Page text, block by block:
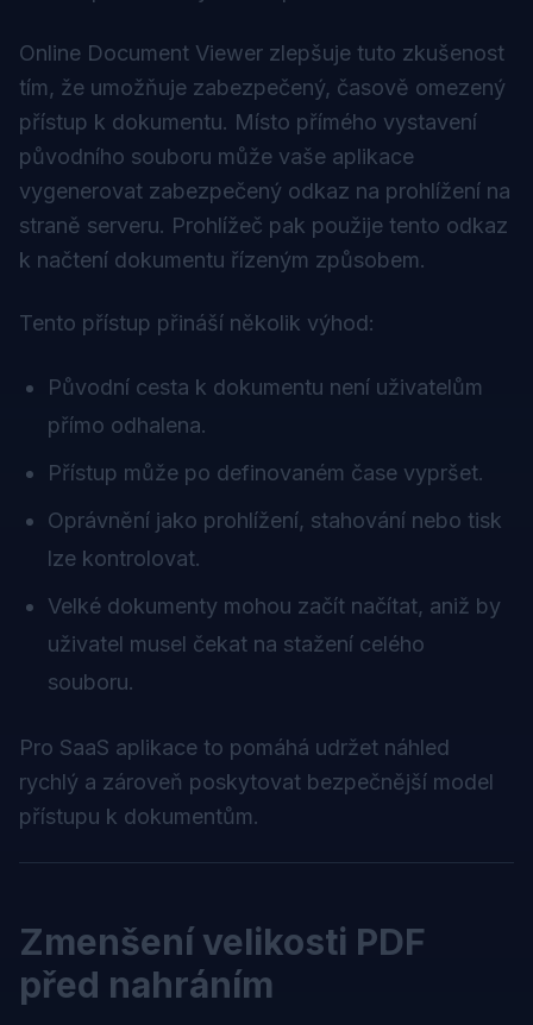
Online Document Viewer zlepšuje tuto zkušenost
tím, že umožňuje zabezpečený, časově omezený
přístup k dokumentu. Místo přímého vystavení
původního souboru může vaše aplikace
vygenerovat zabezpečený odkaz na prohlížení na
straně serveru. Prohlížeč pak použije tento odkaz
k načtení dokumentu řízeným způsobem.
Tento přístup přináší několik výhod:
Původní cesta k dokumentu není uživatelům
přímo odhalena.
Přístup může po definovaném čase vypršet.
Oprávnění jako prohlížení, stahování nebo tisk
lze kontrolovat.
Velké dokumenty mohou začít načítat, aniž by
uživatel musel čekat na stažení celého
souboru.
Pro SaaS aplikace to pomáhá udržet náhled
rychlý a zároveň poskytovat bezpečnější model
přístupu k dokumentům.
Zmenšení velikosti PDF
před nahráním